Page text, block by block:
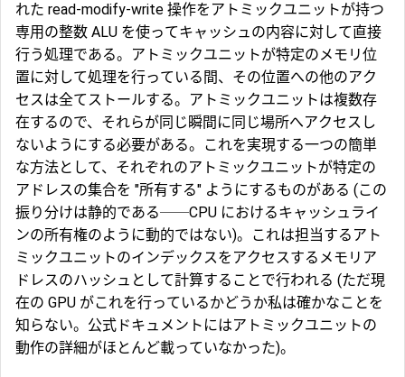
れた read-modify-write 操作をアトミックユニットが持つ
専用の整数 ALU を使ってキャッシュの内容に対して直接
行う処理である。アトミックユニットが特定のメモリ位
置に対して処理を行っている間、その位置への他のアク
セスは全てストールする。アトミックユニットは複数存
在するので、それらが同じ瞬間に同じ場所へアクセスし
ないようにする必要がある。これを実現する一つの簡単
な方法として、それぞれのアトミックユニットが特定の
アドレスの集合を "所有する" ようにするものがある (この
振り分けは静的である──CPU におけるキャッシュライ
ンの所有権のように動的ではない)。これは担当するアト
ミックユニットのインデックスをアクセスするメモリア
ドレスのハッシュとして計算することで行われる (ただ現
在の GPU がこれを行っているかどうか私は確かなことを
知らない。公式ドキュメントにはアトミックユニットの
動作の詳細がほとんど載っていなかった)。